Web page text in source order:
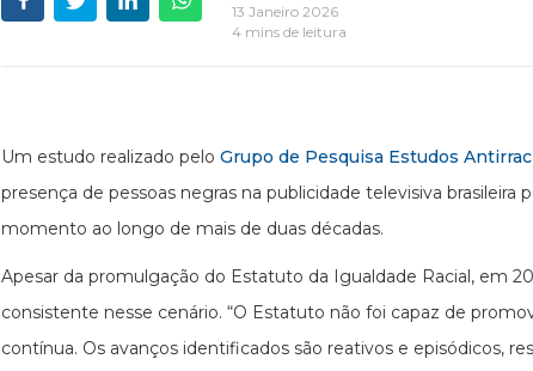
13 Janeiro 2026
4 mins de leitura
Um estudo realizado pelo Grupo de Pesquisa Estudos
presença de pessoas negras na publicidade televisiva
momento ao longo de mais de duas décadas.
Apesar da promulgação do Estatuto da Igualdade Racial, em
consistente nesse cenário. “O Estatuto não foi capaz de
contínua. Os avanços identificados são reativos e episódicos,